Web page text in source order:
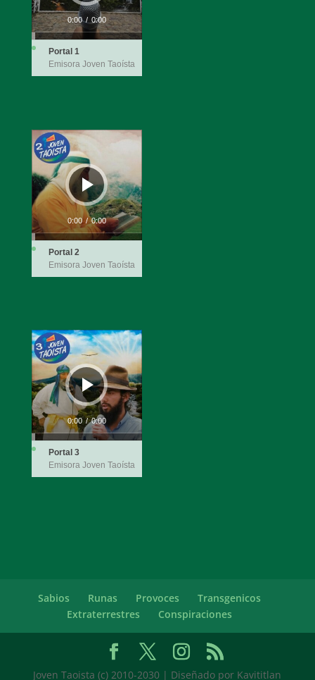
0:00 / 0:00
Portal 1
Emisora Joven Taoísta
Reproductor
de
audio
0:00 / 0:00
Portal 2
Emisora Joven Taoísta
Reproductor
de
audio
0:00 / 0:00
Portal 3
Emisora Joven Taoísta
Sabios Runas Provoces
Transgenicos
Extraterrestres
Conspiraciones
Joven Taoista (c) 2010-2030 | Diseñado por Kavititlan